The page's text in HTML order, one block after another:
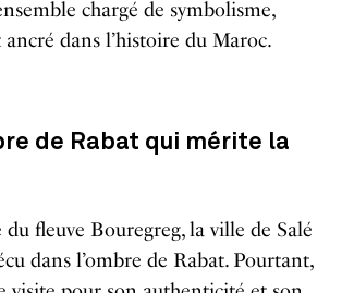
chargé de symbolisme,
dans l’histoire du Maroc.
de Rabat qui mérite la
du fleuve Bouregreg, la ville de Salé
dans l’ombre de Rabat. Pourtant,